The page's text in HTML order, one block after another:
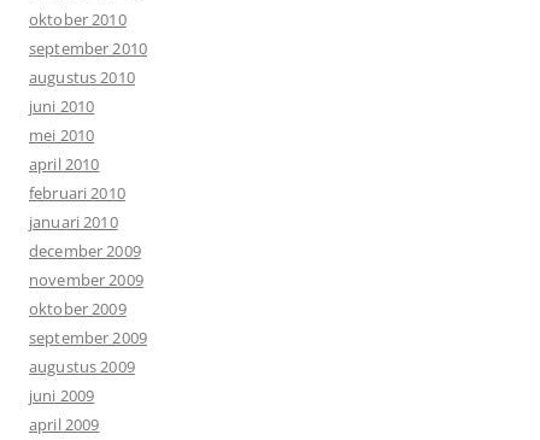
oktober 2010
september 2010
augustus 2010
juni 2010
mei 2010
april 2010
februari 2010
januari 2010
december 2009
november 2009
oktober 2009
september 2009
augustus 2009
juni 2009
april 2009